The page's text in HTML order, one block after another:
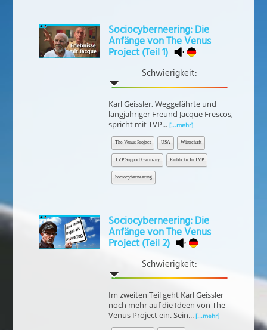
Sociocyberneering: Die
Anfänge von The Venus
Project (Teil 1)
Schwierigkeit:
Karl Geissler, Weggefährte und
langjähriger Freund Jacque Frescos,
spricht mit TVP... [...mehr]
The Venus Project USA Wirtschaft
TVP Support Germany Einblicke In TVP
Sociocyberneering
Sociocyberneering: Die
Anfänge von The Venus
Project (Teil 2)
Schwierigkeit:
Im zweiten Teil geht Karl Geissler
noch mehr auf die Ideen von The
Venus Project ein. Sein... [...mehr]